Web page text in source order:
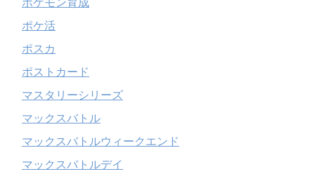
ポケモン育成
ポケ活
ポスカ
ポストカード
マスタリーシリーズ
マックスバトル
マックスバトルウィークエンド
マックスバトルデイ